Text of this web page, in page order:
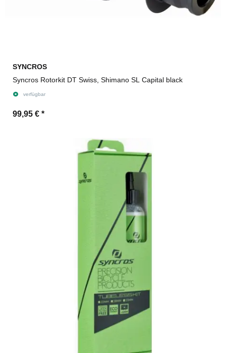
SYNCROS
Syncros Rotorkit DT Swiss, Shimano SL Capital black
verfügbar
99,95 € *